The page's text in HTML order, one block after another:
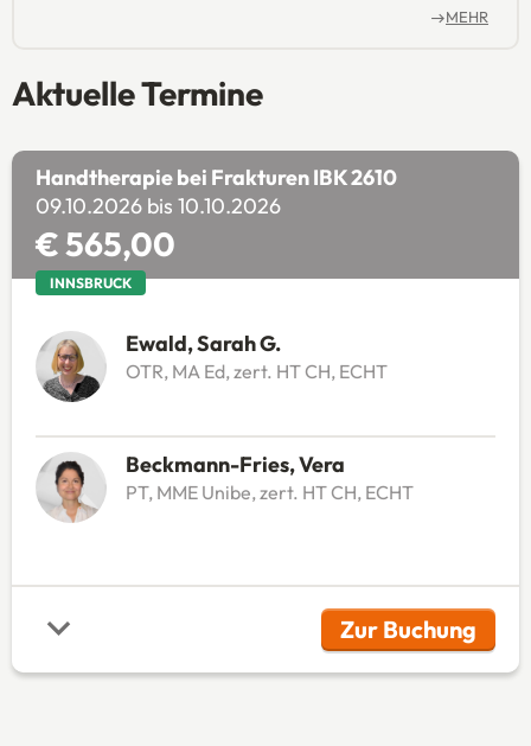
MEHR
Aktuelle Termine
Handtherapie bei Frakturen IBK 2610
09.10.2026 bis 10.10.2026
€ 565,00
INNSBRUCK
Ewald, Sarah G.
OTR, MA Ed, zert. HT CH, ECHT
Beckmann-Fries, Vera
PT, MME Unibe, zert. HT CH, ECHT
Zur Buchung
(Öffnet in